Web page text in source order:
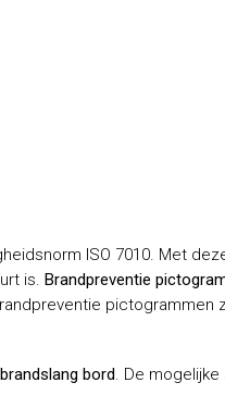
ISO 7010. Met
is. Brandpreventie
pictogrammen
brandslang bord. De